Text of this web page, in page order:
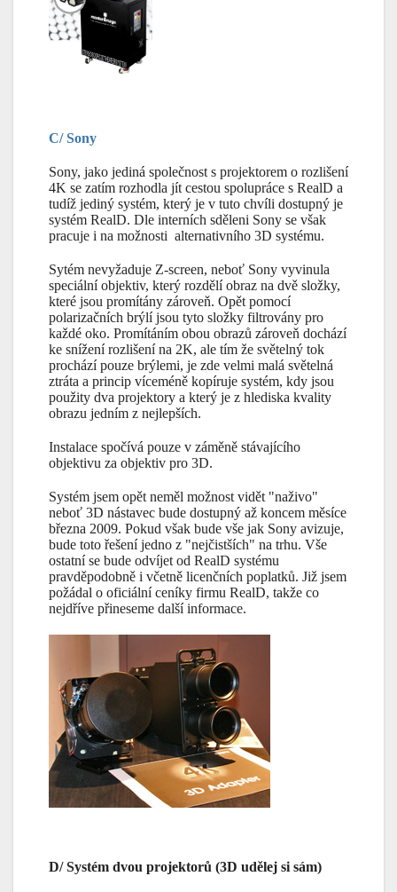
C/ Sony
Sony, jako jediná společnost s projektorem o rozlišení
4K se zatím rozhodla jít cestou spolupráce s RealD a
tudíž jediný systém, který je v tuto chvíli dostupný je
systém RealD. Dle interních sděleni Sony se však
pracuje i na možnosti alternativního 3D systému.
Sytém nevyžaduje Z-screen, neboť Sony vyvinula
speciální objektiv, který rozdělí obraz na dvě složky,
které jsou promítány zároveň. Opět pomocí
polarizačních brýlí jsou tyto složky filtrovány pro
každé oko. Promítáním obou obrazů zároveň dochází
ke snížení rozlišení na 2K, ale tím že světelný tok
prochází pouze brýlemi, je zde velmi malá světelná
ztráta a princip víceméně kopíruje systém, kdy jsou
použity dva projektory a který je z hlediska kvality
obrazu jedním z nejlepších.
Instalace spočívá pouze v záměně stávajícího
objektivu za objektiv pro 3D.
Systém jsem opět neměl možnost vidět "naživo"
neboť 3D nástavec bude dostupný až koncem měsíce
března 2009. Pokud však bude vše jak Sony avizuje,
bude toto řešení jedno z "nejčistších" na trhu. Vše
ostatní se bude odvíjet od RealD systému
pravděpodobně i včetně licenčních poplatků. Již jsem
požádal o oficiální ceníky firmu RealD, takže co
nejdříve přineseme další informace.
D/ Systém dvou projektorů (3D udělej si sám)